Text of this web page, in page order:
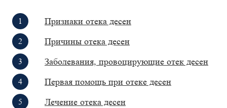
Признаки отека десен
Причины отека десен
Заболевания, провоцирующие отек десен
Первая помощь при отеке десен
Лечение отека десен